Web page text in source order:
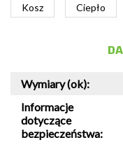
Kosz Ciepło
Wymiary (ok):
Informacje
dotyczące
bezpieczeństwa: